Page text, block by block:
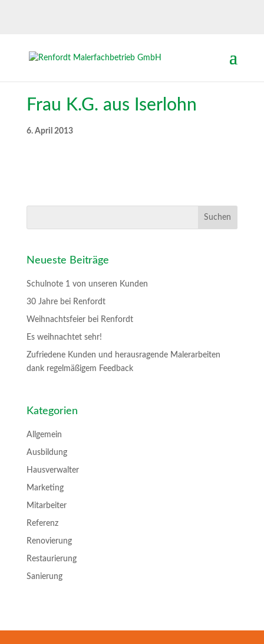
Frau K.G. aus Iserlohn
6. April 2013
Neueste Beiträge
Schulnote 1 von unseren Kunden
30 Jahre bei Renfordt
Weihnachtsfeier bei Renfordt
Es weihnachtet sehr!
Zufriedene Kunden und herausragende Malerarbeiten
dank regelmäßigem Feedback
Kategorien
Allgemein
Ausbildung
Hausverwalter
Marketing
Mitarbeiter
Referenz
Renovierung
Restaurierung
Sanierung